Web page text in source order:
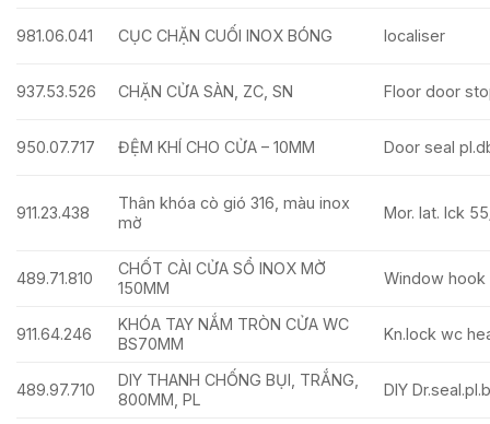
981.06.041 CỤC CHẶN CUỐI INOX BÓNG localiser
937.53.526 CHẶN CỬA SÀN, ZC, SN Floor door
950.07.717 ĐỆM KHÍ CHO CỬA – 10MM Door seal
911.23.438
Thân khóa cò gió 316, màu inox
mờ
Mor. lat. lck
489.71.810
CHỐT CÀI CỬA SỔ INOX MỜ
150MM
Window hook
911.64.246
KHÓA TAY NẮM TRÒN CỬA WC
BS70MM
Kn.lock wc
489.97.710
DIY THANH CHỐNG BỤI, TRẮNG,
800MM, PL
DIY